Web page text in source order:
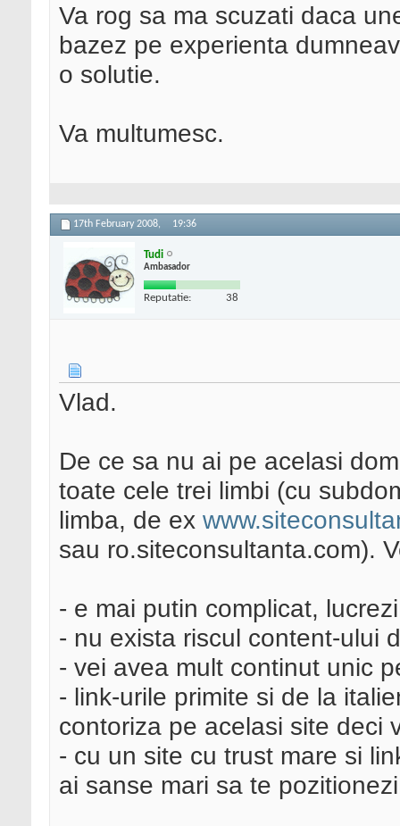
Va rog sa ma scuzati daca
bazez pe experienta
o solutie.
Va multumesc.
17th February 2008, 19:36
Tudi
Ambasador
Reputatie: 38
Vlad.
De ce sa nu ai pe acelasi
toate cele trei limbi (cu
limba, de ex
sau ro.siteconsultanta.com).
- e mai putin complicat,
- nu exista riscul content-ului
- vei avea mult continut unic
- link-urile primite si de la
contoriza pe acelasi site deci
- cu un site cu trust mare si
ai sanse mari sa te